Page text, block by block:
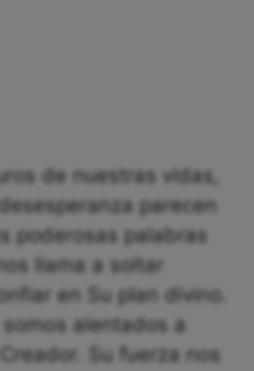
de nuestras vidas,
parecen
poderosas palabras
llama a soltar
en Su plan divino.
alentados a
Su fuerza nos